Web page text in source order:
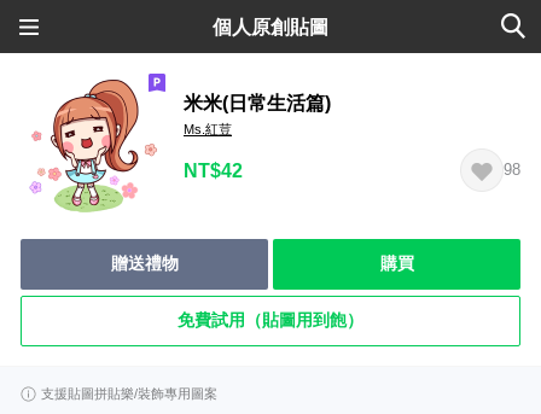
個人原創貼圖
米米(日常生活篇)
Ms.紅荳
NT$42 98
贈送禮物 購買
免費試用（貼圖用到飽）
支援貼圖拼貼樂/裝飾專用圖案